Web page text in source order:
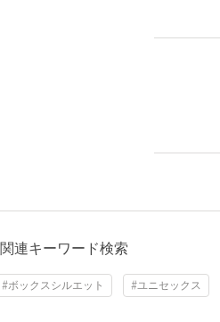
関連キーワード検索
#ボックスシルエット #ユニセックス